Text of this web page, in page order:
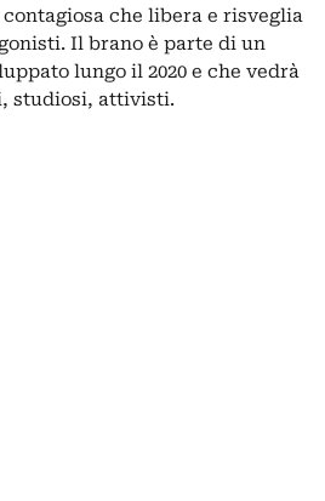
che libera e risveglia
Il brano è parte di un
lungo il 2020 e che vedrà
studiosi, attivisti.